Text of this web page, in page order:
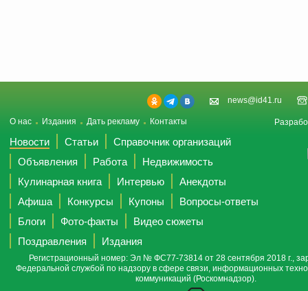
news@id41.ru
О нас Издания Дать рекламу Контакты
Новости Статьи
Справочник организаций
Объявления
Работа
Недвижимость
Кулинарная книга
Интервью
Анекдоты
Афиша
Конкурсы Купоны
Вопросы-ответы
Блоги
Фото-факты
Видео сюжеты
Поздравления
Издания
Регистрационный номер: Эл № ФС77-73814 от 28 сентября 2018 г.,
Федеральной службой по надзору в сфере связи, информационных
коммуникаций (Роскомнадзор).